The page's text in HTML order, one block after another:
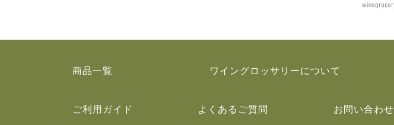
商品一覧 ワイングロッサリーについて
ご利用ガイド よくあるご質問 お問い合わせ